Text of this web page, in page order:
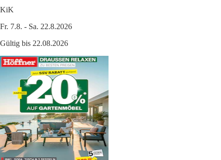
KiK
Fr. 7.8. - Sa. 22.8.2026
Gültig bis 22.08.2026